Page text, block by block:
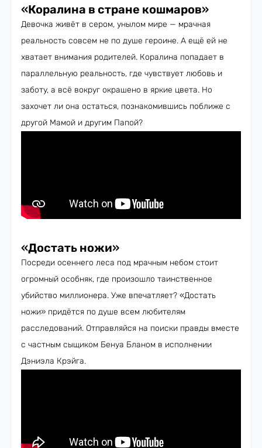
«Коралина в стране кошмаров»
Девочка живёт в сером, унылом мире — мрачная
реальность совсем не по душе героине. А ещё ей не
хватает внимания родителей. Коралина попадает в
параллельную реальность, где чувствует любовь и
заботу, а всё вокруг окрашено в яркие цвета. Но
захочет ли она остаться, познакомившись поближе с
другой Мамой и другим Папой?
«Достать ножи»
Посреди осеннего леса под мрачным небом стоит
огромный особняк, где произошло таинственное
убийство миллионера. Уже впечатляет? «Достать
ножи» придётся по душе всем любителям
расследований. Отправляйся на поиски правды вместе
с частным сыщиком Бенуа Бланом в исполнении
Дэниэла Крэйга.